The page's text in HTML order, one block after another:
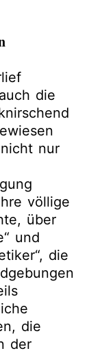
die
nur
völlige
über
und
die
die
der